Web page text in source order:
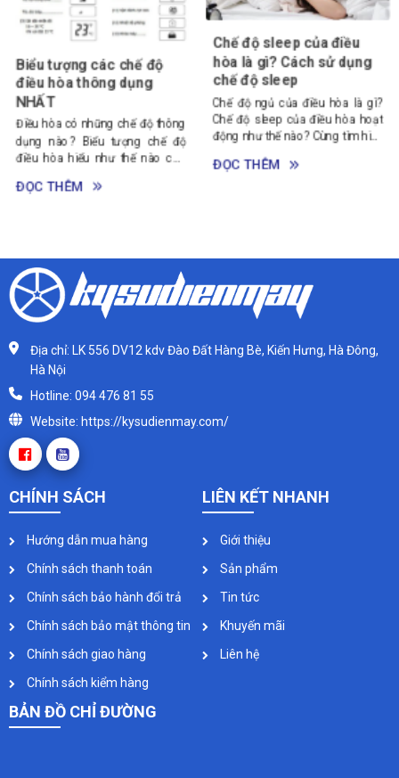
Chế độ sleep của điều
hòa là gì? Cách sử dụng
chế độ sleep
Chế độ ngủ của điều hòa là gì?
Chế độ sleep của điều hòa hoạt
động như thế nào? Cùng tìm hiểu
trong bài viết này nhé!
ĐỌC THÊM
[Giải đáp] Máy lạnh Midea
có tốt không? Có nên
mua không?
Điều hòa Midea của nước nào?
Máy lạnh Midea có tốt không?
Có nên mua không? Cùng giải
đáp những thắc mắc này trong
ĐỌC THÊM
Địa chỉ: LK 556 DV12 kdv Đào Đất Hàng Bè, Kiến Hưng, Hà Đông,
Hà Nội
Hotline: 094 476 81 55
Website: https://kysudienmay.com/
CHÍNH SÁCH
Hướng dẫn mua hàng
Chính sách thanh toán
Chính sách bảo hành đổi trả
Chính sách bảo mật thông tin
Chính sách giao hàng
Chính sách kiểm hàng
LIÊN KẾT NHANH
Giới thiệu
Sản phẩm
Tin tức
Khuyến mãi
Liên hệ
BẢN ĐỒ CHỈ ĐƯỜNG